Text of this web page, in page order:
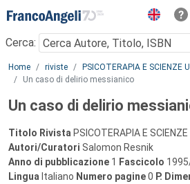
Menu
Cerca:
Main content
Home riviste PSICOTERAPIA E SCIENZE
Un caso di delirio messianico
Un caso di delirio
Titolo Rivista PSICOTERAPIA E
Autori/Curatori Salomon Resnik
Anno di pubblicazione 1 Fascicolo
Lingua Italiano Numero pagine0 P.